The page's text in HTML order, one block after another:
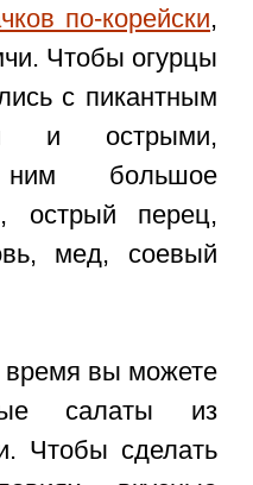
по-корейски,
Чтобы огурцы
с пикантным
и острыми,
большое
острый перец,
мед, соевый
вы можете
салаты из
Чтобы сделать